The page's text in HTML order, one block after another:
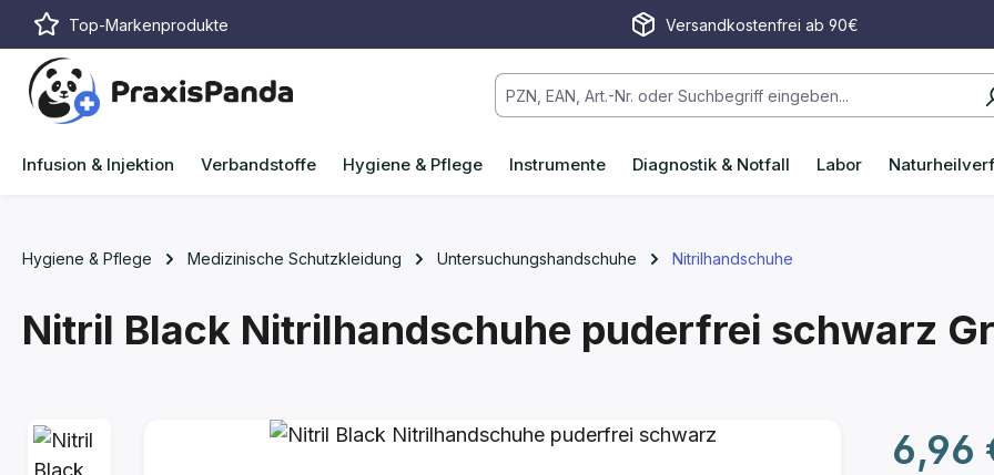
Hauptinhalt springen
Zur Suche springen
Zur Hauptnavigation springen
Top-Markenprodukte Versandkostenfrei ab 90€
Infusion & Injektion Verbandstoffe Hygiene & Pflege Instrumente Diagnostik & Notfall Labor
Hygiene & Pflege Medizinische Schutzkleidung Untersuchungshandschuhe Nitrilhandschuhe
Nitril Black Nitrilhandschuhe puderfrei schwarz
Bildergalerie überspringen Regulärer
6,96